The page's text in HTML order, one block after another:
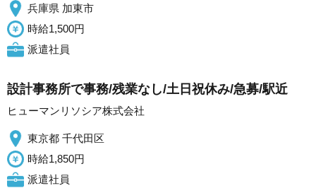
兵庫県 加東市
時給1,500円
派遣社員
設計事務所で事務/残業なし/土日祝休み/急募/駅近
ヒューマンリソシア株式会社
東京都 千代田区
時給1,850円
派遣社員